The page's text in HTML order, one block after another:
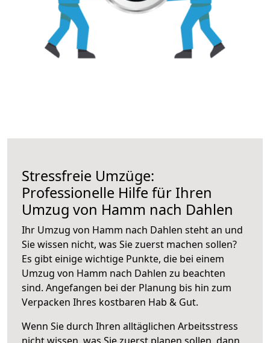
Stressfreie Umzüge:
Professionelle Hilfe für Ihren
Umzug von Hamm nach Dahlen
Ihr Umzug von Hamm nach Dahlen steht an und
Sie wissen nicht, was Sie zuerst machen sollen?
Es gibt einige wichtige Punkte, die bei einem
Umzug von Hamm nach Dahlen zu beachten
sind. Angefangen bei der Planung bis hin zum
Verpacken Ihres kostbaren Hab & Gut.
Wenn Sie durch Ihren alltäglichen Arbeitsstress